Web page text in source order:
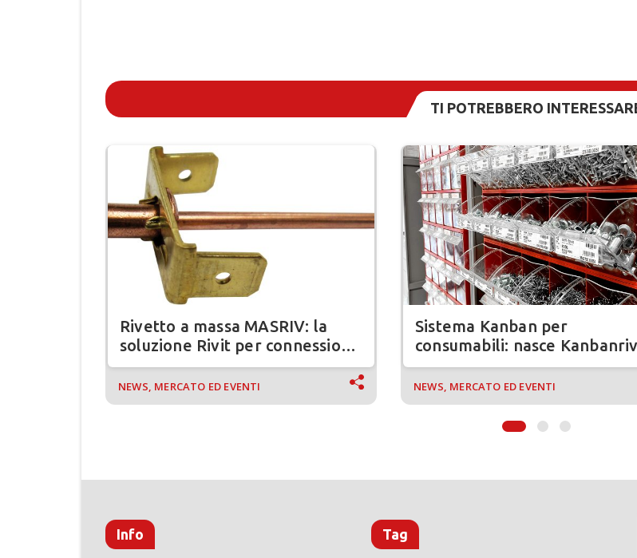
TI POTREBBERO
Rivetto a massa MASRIV: la
soluzione Rivit per connessioni
elettriche sicure
NEWS, MERCATO ED EVENTI
Sistema Kanban per
consumabili: nasce
Rivit
NEWS, MERCATO ED EVENTI
Info Tag